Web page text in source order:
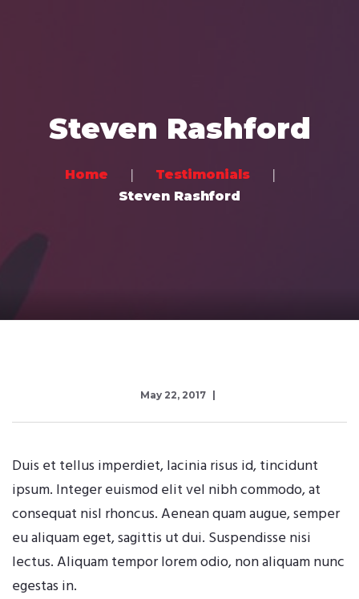
Videos
Concerts
Bands
Steven Rashford
Home
Testimonials
Steven Rashford
May 22, 2017
Duis et tellus imperdiet, lacinia risus id, tincidunt
ipsum. Integer euismod elit vel nibh commodo, at
consequat nisl rhoncus. Aenean quam augue, semper
eu aliquam eget, sagittis ut dui. Suspendisse nisi
lectus. Aliquam tempor lorem odio, non aliquam nunc
egestas in.